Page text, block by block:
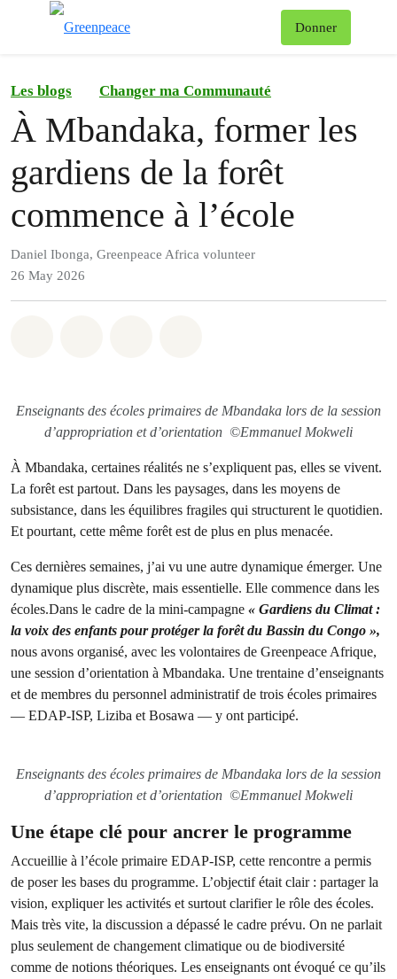
Donner
Les blogs Changer ma Communauté
À Mbandaka, former les
gardiens de la forêt
commence à l’école
Daniel Ibonga, Greenpeace Africa volunteer
26 May 2026
Enseignants des écoles primaires de Mbandaka lors de la session
d’appropriation et d’orientation ©Emmanuel Mokweli
À Mbandaka, certaines réalités ne s’expliquent pas, elles se vivent.
La forêt est partout. Dans les paysages, dans les moyens de
subsistance, dans les équilibres fragiles qui structurent le quotidien.
Et pourtant, cette même forêt est de plus en plus menacée.
Ces dernières semaines, j’ai vu une autre dynamique émerger. Une
dynamique plus discrète, mais essentielle. Elle commence dans les
écoles.Dans le cadre de la mini-campagne « Gardiens du Climat :
la voix des enfants pour protéger la forêt du Bassin du Congo »,
nous avons organisé, avec les volontaires de Greenpeace Afrique,
une session d’orientation à Mbandaka. Une trentaine d’enseignants
et de membres du personnel administratif de trois écoles primaires
— EDAP-ISP, Liziba et Bosawa — y ont participé.
Enseignants des écoles primaires de Mbandaka lors de la session
d’appropriation et d’orientation ©Emmanuel Mokweli
Une étape clé pour ancrer le programme
Accueillie à l’école primaire EDAP-ISP, cette rencontre a permis
de poser les bases du programme. L’objectif était clair : partager la
vision, expliquer les activités et surtout clarifier le rôle des écoles.
Mais très vite, la discussion a dépassé le cadre prévu. On ne parlait
plus seulement de changement climatique ou de biodiversité
comme de notions théoriques. Les enseignants ont évoqué ce qu’ils